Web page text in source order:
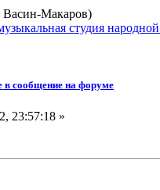
Макаров)
в сообщение на форуме
23:57:18 »